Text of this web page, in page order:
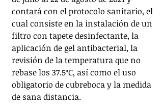
contará con el protocolo sanitario, el
cual consiste en la instalación de un
filtro con tapete desinfectante, la
aplicación de gel antibacterial, la
revisión de la temperatura que no
rebase los 37.5ºC, así como el uso
obligatorio de cubreboca y la medida
de sana distancia.